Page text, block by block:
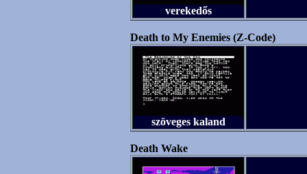
verekedős
Death to My Enemies (Z-Code)
szöveges kaland
Death Wake